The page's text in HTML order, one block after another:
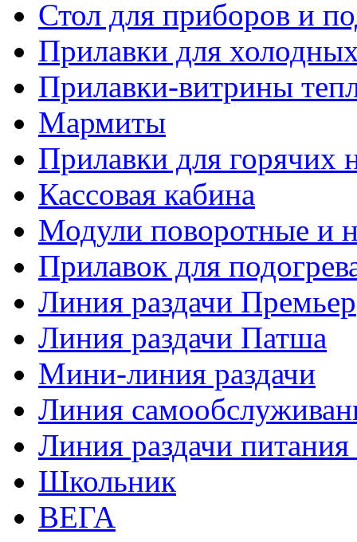
Стол для приборов и
Прилавки для
Прилавки-витрины
Мармиты
Прилавки для горячих
Кассовая кабина
Модули поворотные и
Прилавок для
Линия раздачи Премьер
Линия раздачи Патша
Мини-линия раздачи
Линия
Линия раздачи
Школьник
ВЕГА